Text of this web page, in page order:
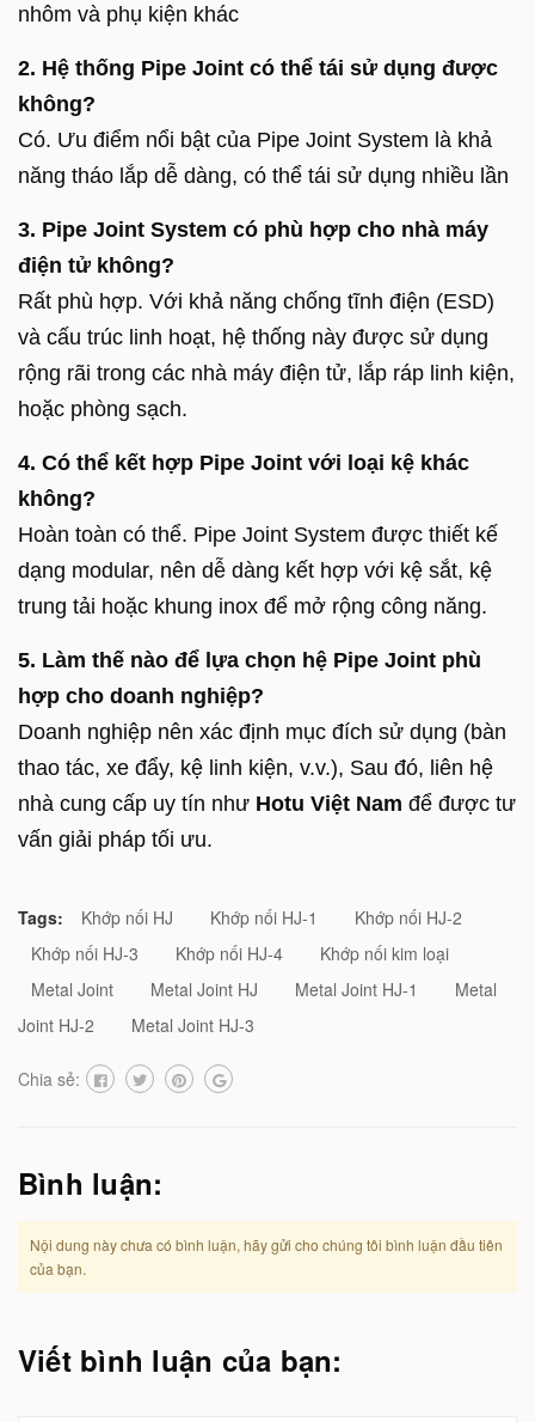
nhôm và phụ kiện khác
2. Hệ thống Pipe Joint có thể tái sử dụng được
không?
Có. Ưu điểm nổi bật của Pipe Joint System là khả
năng tháo lắp dễ dàng, có thể tái sử dụng nhiều lần
3. Pipe Joint System có phù hợp cho nhà máy
điện tử không?
Rất phù hợp. Với khả năng chống tĩnh điện (ESD)
và cấu trúc linh hoạt, hệ thống này được sử dụng
rộng rãi trong các nhà máy điện tử, lắp ráp linh kiện,
hoặc phòng sạch.
4. Có thể kết hợp Pipe Joint với loại kệ khác
không?
Hoàn toàn có thể. Pipe Joint System được thiết kế
dạng modular, nên dễ dàng kết hợp với kệ sắt, kệ
trung tải hoặc khung inox để mở rộng công năng.
5. Làm thế nào để lựa chọn hệ Pipe Joint phù
hợp cho doanh nghiệp?
Doanh nghiệp nên xác định mục đích sử dụng (bàn
thao tác, xe đẩy, kệ linh kiện, v.v.), Sau đó, liên hệ
nhà cung cấp uy tín như Hotu Việt Nam để được tư
vấn giải pháp tối ưu.
Tags: Khớp nối HJ Khớp nối HJ-1
Khớp nối HJ-2
Khớp nối HJ-3
Khớp nối HJ-4
Khớp nối kim loại
Metal Joint
Metal Joint HJ Metal Joint HJ-1
Metal
Joint HJ-2
Metal Joint HJ-3
Chia sẻ:
Bình luận:
Nội dung này chưa có bình luận, hãy gửi cho chúng tôi bình luận đầu tiên
của bạn.
Viết bình luận của bạn: